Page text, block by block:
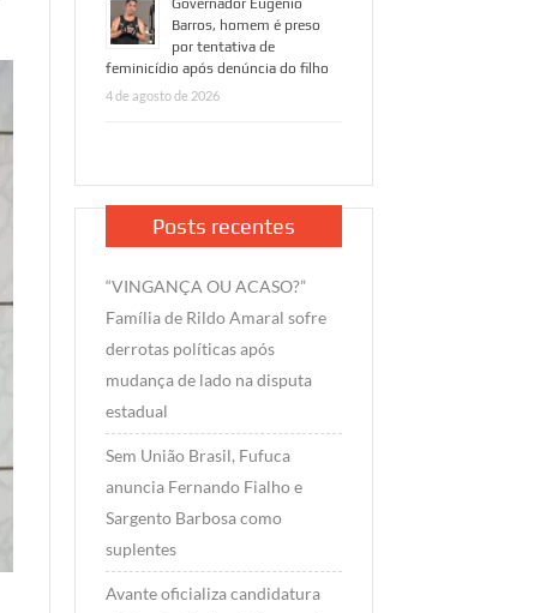
Governador Eugênio
Barros, homem é preso
por tentativa de
feminicídio após denúncia do filho
4 de agosto de 2026
Posts recentes
“VINGANÇA OU ACASO?”
Família de Rildo Amaral sofre
derrotas políticas após
mudança de lado na disputa
estadual
Sem União Brasil, Fufuca
anuncia Fernando Fialho e
Sargento Barbosa como
suplentes
Avante oficializa candidatura